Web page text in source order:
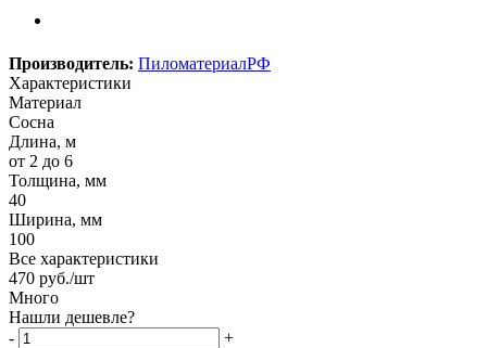
Производитель: ПиломатериалРФ
Характеристики
Материал
Сосна
Длина, м
от 2 до 6
Толщина, мм
40
Ширина, мм
100
Все характеристики
470 руб./шт
Много
Нашли дешевле?
-
+